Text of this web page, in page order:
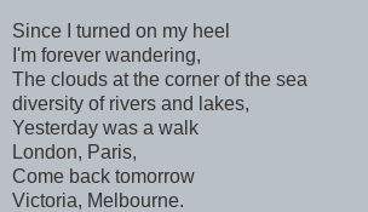
Since I turned on my heel
I'm forever wandering,
The clouds at the corner of the sea
diversity of rivers and lakes,
Yesterday was a walk
London, Paris,
Come back tomorrow
Victoria, Melbourne.